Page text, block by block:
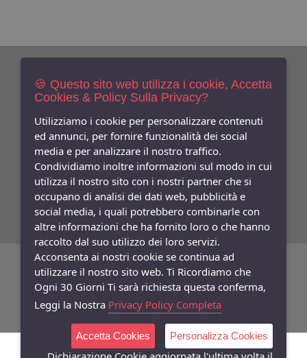
NewslettersIscriviti Gratis
Indica qui la tua email per ricevere sconti e newsletter.
Consenso
Privacy
Facebook
SeguiciSu
©Copyright 2026 Bifulco Abbigliamento- P.Iva: 07252141218
Powered:synchrosystem labs- Design:adesigner
🍪 Questo sito web utilizza i cookie, Accetta
Cookies & Policy Sulla Privacy?
Utilizziamo i cookie per personalizzare contenuti
ed annunci, per fornire funzionalità dei social
media e per analizzare il nostro traffico.
Condividiamo inoltre informazioni sul modo in cui
utilizza il nostro sito con i nostri partner che si
occupano di analisi dei dati web, pubblicità e
social media, i quali potrebbero combinarle con
altre informazioni che ha fornito loro o che hanno
raccolto dal suo utilizzo dei loro servizi.
Acconsenta ai nostri cookie se continua ad
utilizzare il nostro sito web. Ti Ricordiamo che
Ogni 30 Giorni Ti sarà richiesta questa conferma,
Leggi la Nostra Privacy Policy Completa
Accetta Cookies Personalizza Cookies